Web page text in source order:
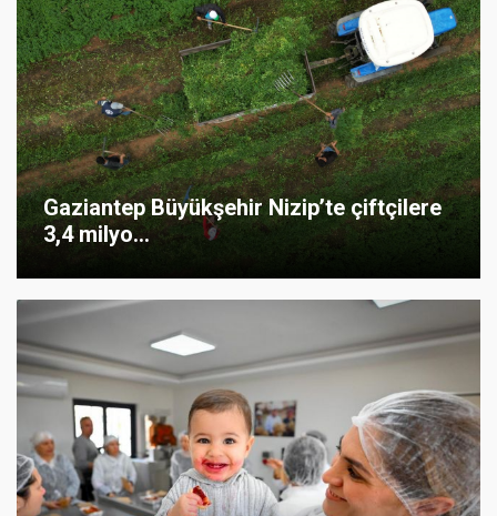
Gaziantep Büyükşehir Nizip’te çiftçilere
3,4 milyo...